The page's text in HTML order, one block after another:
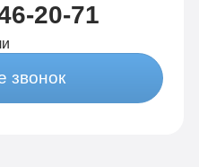
20-71
звонок